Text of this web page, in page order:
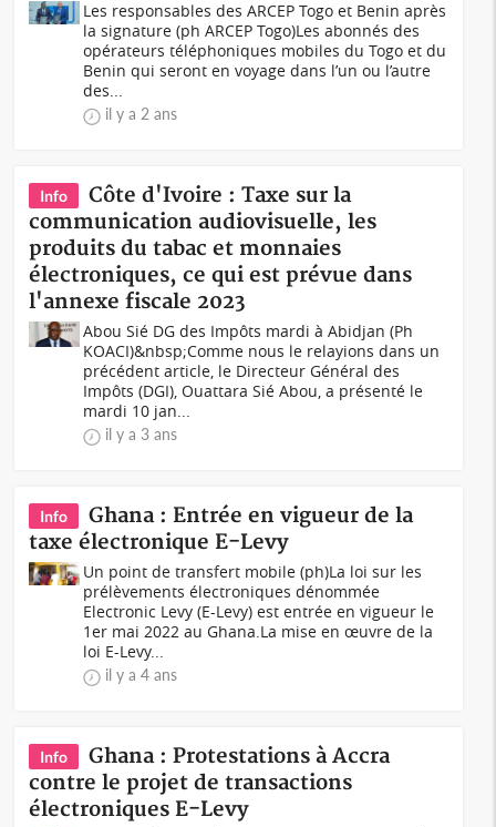
Les responsables des ARCEP Togo et Benin après
la signature (ph ARCEP Togo)Les abonnés des
opérateurs téléphoniques mobiles du Togo et du
Benin qui seront en voyage dans l’un ou l’autre
des...
il y a 2 ans
Info
Côte d'Ivoire : Taxe sur la
communication audiovisuelle, les
produits du tabac et monnaies
électroniques, ce qui est prévue dans
l'annexe fiscale 2023
Abou Sié DG des Impôts mardi à Abidjan (Ph
KOACI)&nbsp;Comme nous le relayions dans un
précédent article, le Directeur Général des
Impôts (DGI), Ouattara Sié Abou, a présenté le
mardi 10 jan...
il y a 3 ans
Info
Ghana : Entrée en vigueur de la
taxe électronique E-Levy
Un point de transfert mobile (ph)La loi sur les
prélèvements électroniques dénommée
Electronic Levy (E-Levy) est entrée en vigueur le
1er mai 2022 au Ghana.La mise en œuvre de la
loi E-Levy...
il y a 4 ans
Info
Ghana : Protestations à Accra
contre le projet de transactions
électroniques E-Levy